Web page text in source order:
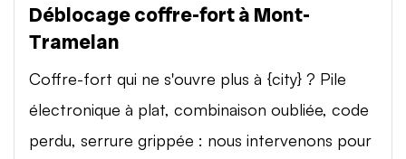
Déblocage coffre-fort à Mont-
Tramelan
Coffre-fort qui ne s'ouvre plus à {city} ? Pile
électronique à plat, combinaison oubliée, code
perdu, serrure grippée : nous intervenons pour